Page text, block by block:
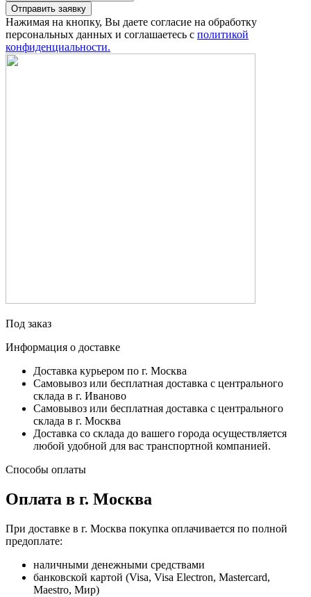
Отправить заявку
Нажимая на кнопку, Вы даете согласие на обработку
персональных данных и соглашаетесь с политикой
конфиденциальности.
Под заказ
Информация о доставке
Доставка курьером по г. Москва
Самовывоз или бесплатная доставка с центрального
склада в г. Иваново
Самовывоз или бесплатная доставка с центрального
склада в г. Москва
Доставка со склада до вашего города осуществляется
любой удобной для вас транспортной компанией.
Способы оплаты
Оплата в г. Москва
При доставке в г. Москва покупка оплачивается по полной
предоплате:
наличными денежными средствами
банковской картой (Visa, Visa Electron, Mastercard,
Maestro, Мир)